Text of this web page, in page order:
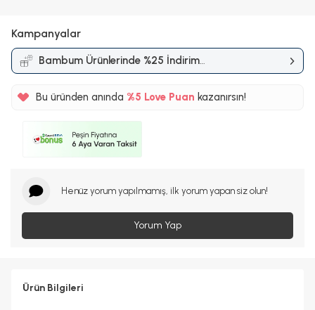
Kampanyalar
Bambum Ürünlerinde %25 İndirim
Kampanyası
Bu üründen anında %5
%5
Love Puan kazanırsın!
Henüz yorum yapılmamış, ilk yorum yapan siz olun!
Yorum Yap
Ürün Bilgileri